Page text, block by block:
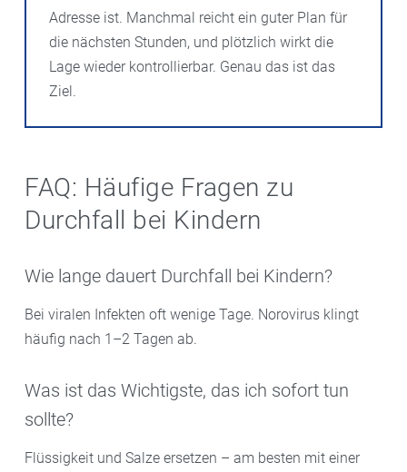
Adresse ist. Manchmal reicht ein guter Plan für
die nächsten Stunden, und plötzlich wirkt die
Lage wieder kontrollierbar. Genau das ist das
Ziel.
FAQ: Häufige Fragen zu
Durchfall bei Kindern
Wie lange dauert Durchfall bei Kindern?
Bei viralen Infekten oft wenige Tage. Norovirus klingt
häufig nach 1–2 Tagen ab.
Was ist das Wichtigste, das ich sofort tun
sollte?
Flüssigkeit und Salze ersetzen – am besten mit einer